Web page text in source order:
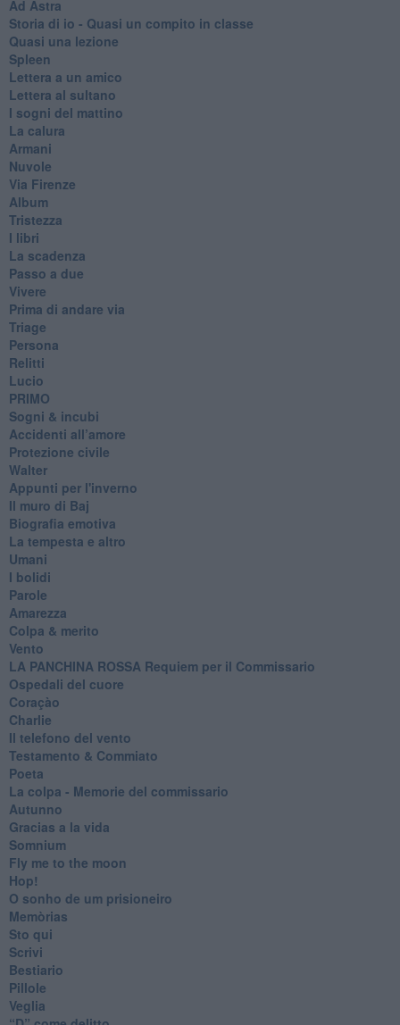
Ad Astra
Storia di io - Quasi un compito in classe
Quasi una lezione
Spleen
Lettera a un amico
Lettera al sultano
I sogni del mattino
La calura
Armani
Nuvole
Via Firenze
Album
Tristezza
I libri
La scadenza
Passo a due
Vivere
Prima di andare via
Triage
Persona
Relitti
Lucio
PRIMO
Sogni & incubi
Accidenti all’amore
Protezione civile
Walter
Appunti per l'inverno
Il muro di Baj
Biografia emotiva
La tempesta e altro
Umani
I bolidi
Parole
Amarezza
Colpa & merito
Vento
​LA PANCHINA ROSSA Requiem per il Commissario
Ospedali del cuore
Coraçào
Charlie
Il telefono del vento
Testamento & Commiato
Poeta
​La colpa - Memorie del commissario
Autunno
Gracias a la vida
Somnium
Fly me to the moon
Hop!
O sonho de um prisioneiro
Memòrias
Sto qui
Scrivi
Bestiario
Pillole
Veglia